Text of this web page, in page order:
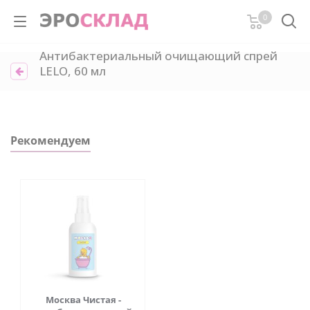
0
Антибактериальный очищающий спрей
LELO, 60 мл
Рекомендуем
Москва Чистая -